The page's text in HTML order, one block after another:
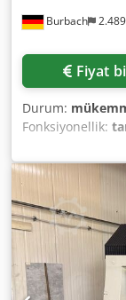
Burbach
Fiyat
Durum:
Fonksiyonellik:
GANTRY
condition, low
22" monitor
Powertec
Easy Burn quick
multifunctional
Powertec
generator PT
Speed Jump